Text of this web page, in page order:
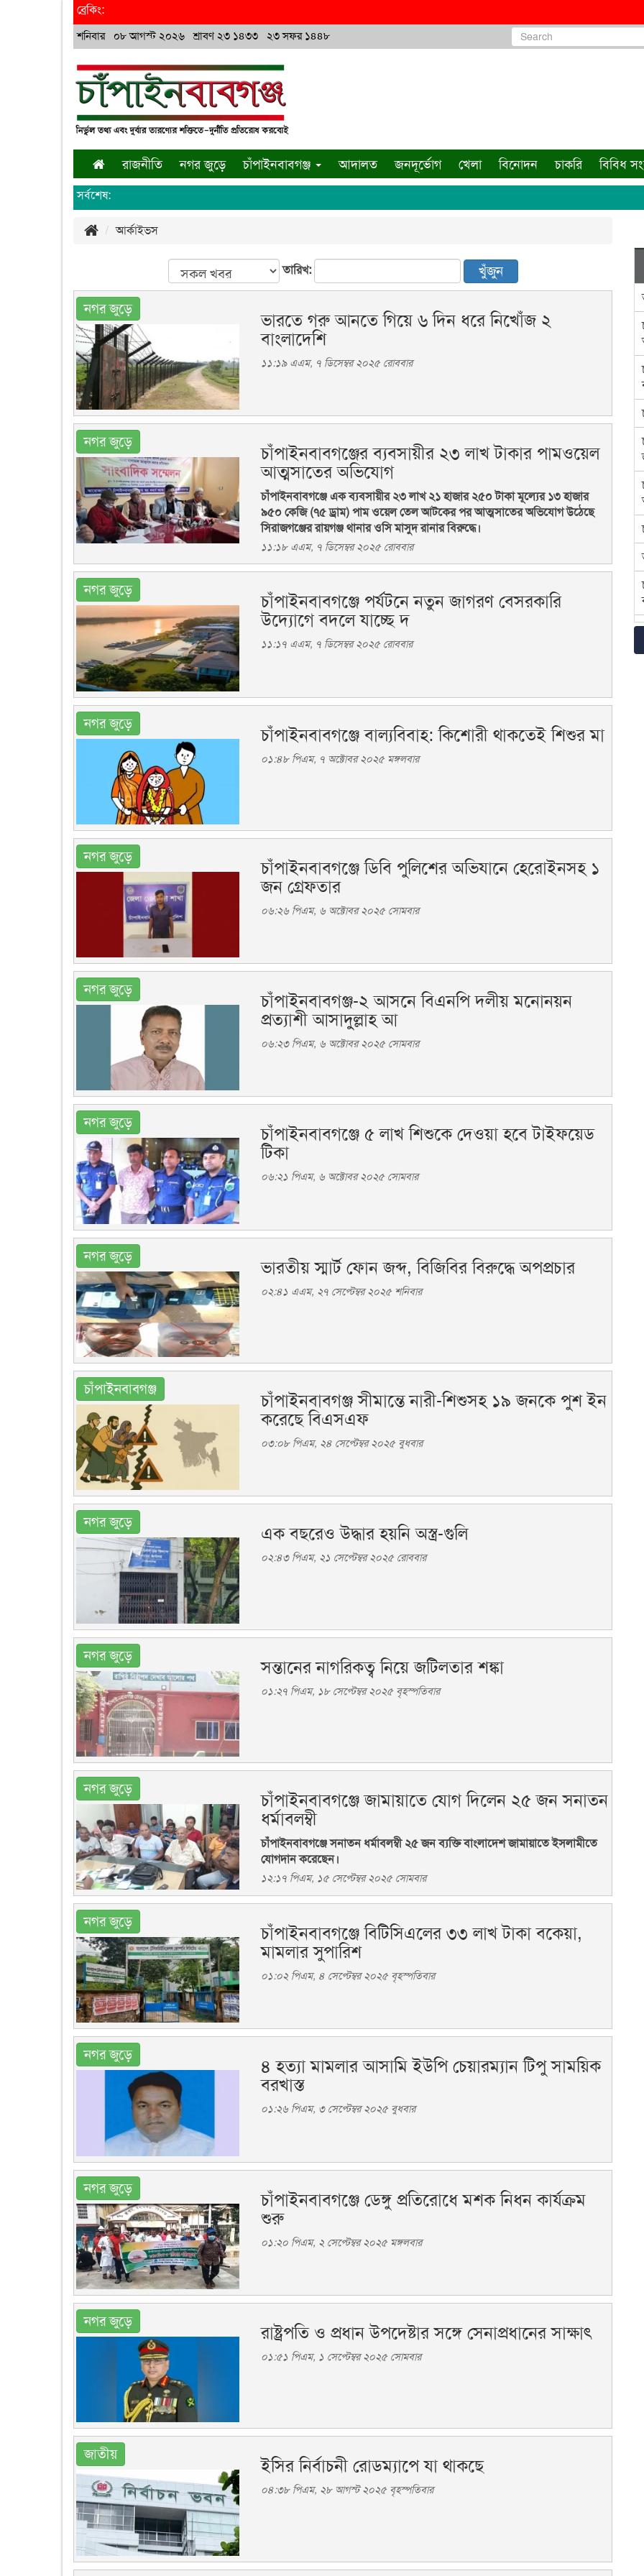
ব্রেকিং:
শনিবার ০৮ আগস্ট ২০২৬ শ্রাবণ ২৩ ১৪৩৩ ২৩ সফর ১৪৪৮
রাজনীতি নগর জুড়ে চাঁপাইনবাবগঞ্জ আদালত জনদূর্ভোগ খেলা বিনোদন চাকরি বিবিধ
সর্বশেষ:
আর্কাইভস
তারিখ: খুঁজুন
নগর জুড়ে
ভারতে গরু আনতে গিয়ে ৬ দিন ধরে নিখোঁজ ২
বাংলাদেশি
১১:১৯ এএম, ৭ ডিসেম্বর ২০২৫ রোববার
নগর জুড়ে
চাঁপাইনবাবগঞ্জের ব্যবসায়ীর ২৩ লাখ টাকার পামওয়েল
আত্মসাতের অভিযোগ
চাঁপাইনবাবগঞ্জে এক ব্যবসায়ীর ২৩ লাখ ২১ হাজার ২৫০ টাকা মূল্যের ১৩ হাজার
৯৫০ কেজি (৭৫ ড্রাম) পাম ওয়েল তেল আটকের পর আত্মসাতের অভিযোগ উঠেছে
সিরাজগঞ্জের রায়গঞ্জ থানার ওসি মাসুদ রানার বিরুদ্ধে।
১১:১৮ এএম, ৭ ডিসেম্বর ২০২৫ রোববার
নগর জুড়ে
চাঁপাইনবাবগঞ্জে পর্যটনে নতুন জাগরণ বেসরকারি
উদ্যোগে বদলে যাচ্ছে দ
১১:১৭ এএম, ৭ ডিসেম্বর ২০২৫ রোববার
নগর জুড়ে
চাঁপাইনবাবগঞ্জে বাল্যবিবাহ: কিশোরী থাকতেই শিশুর মা
০১:৪৮ পিএম, ৭ অক্টোবর ২০২৫ মঙ্গলবার
নগর জুড়ে
চাঁপাইনবাবগঞ্জে ডিবি পুলিশের অভিযানে হেরোইনসহ ১
জন গ্রেফতার
০৬:২৬ পিএম, ৬ অক্টোবর ২০২৫ সোমবার
নগর জুড়ে
চাঁপাইনবাবগঞ্জ-২ আসনে বিএনপি দলীয় মনোনয়ন
প্রত্যাশী আসাদুল্লাহ আ
০৬:২৩ পিএম, ৬ অক্টোবর ২০২৫ সোমবার
নগর জুড়ে
চাঁপাইনবাবগঞ্জে ৫ লাখ শিশুকে দেওয়া হবে টাইফয়েড
টিকা
০৬:২১ পিএম, ৬ অক্টোবর ২০২৫ সোমবার
নগর জুড়ে
ভারতীয় স্মার্ট ফোন জব্দ, বিজিবির বিরুদ্ধে অপপ্রচার
০২:৪১ এএম, ২৭ সেপ্টেম্বর ২০২৫ শনিবার
চাঁপাইনবাবগঞ্জ
চাঁপাইনবাবগঞ্জ সীমান্তে নারী-শিশুসহ ১৯ জনকে পুশ ইন
করেছে বিএসএফ
০৩:০৮ পিএম, ২৪ সেপ্টেম্বর ২০২৫ বুধবার
নগর জুড়ে
এক বছরেও উদ্ধার হয়নি অস্ত্র-গুলি
০২:৪৩ পিএম, ২১ সেপ্টেম্বর ২০২৫ রোববার
নগর জুড়ে
সন্তানের নাগরিকত্ব নিয়ে জটিলতার শঙ্কা
০১:২৭ পিএম, ১৮ সেপ্টেম্বর ২০২৫ বৃহস্পতিবার
নগর জুড়ে
চাঁপাইনবাবগঞ্জে জামায়াতে যোগ দিলেন ২৫ জন সনাতন
ধর্মাবলম্বী
চাঁপাইনবাবগঞ্জে সনাতন ধর্মাবলম্বী ২৫ জন ব্যক্তি বাংলাদেশ জামায়াতে ইসলামীতে
যোগদান করেছেন।
১২:১৭ পিএম, ১৫ সেপ্টেম্বর ২০২৫ সোমবার
নগর জুড়ে
চাঁপাইনবাবগঞ্জে বিটিসিএলের ৩৩ লাখ টাকা বকেয়া,
মামলার সুপারিশ
০১:০২ পিএম, ৪ সেপ্টেম্বর ২০২৫ বৃহস্পতিবার
নগর জুড়ে
৪ হত্যা মামলার আসামি ইউপি চেয়ারম্যান টিপু সাময়িক
বরখাস্ত
০১:২৬ পিএম, ৩ সেপ্টেম্বর ২০২৫ বুধবার
নগর জুড়ে
চাঁপাইনবাবগঞ্জে ডেঙ্গু প্রতিরোধে মশক নিধন কার্যক্রম
শুরু
০১:২০ পিএম, ২ সেপ্টেম্বর ২০২৫ মঙ্গলবার
নগর জুড়ে
রাষ্ট্রপতি ও প্রধান উপদেষ্টার সঙ্গে সেনাপ্রধানের সাক্ষাৎ
০১:৫১ পিএম, ১ সেপ্টেম্বর ২০২৫ সোমবার
জাতীয়
ইসির নির্বাচনী রোডম্যাপে যা থাকছে
০৪:৩৮ পিএম, ২৮ আগস্ট ২০২৫ বৃহস্পতিবার